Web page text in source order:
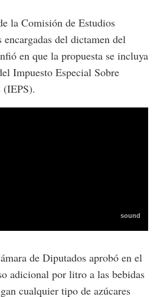
la Comisión de Estudios
del dictamen del
en que la propuesta se incluya
Impuesto Especial Sobre
de Diputados aprobó en el
adicional por litro a las bebidas
cualquier tipo de azúcares